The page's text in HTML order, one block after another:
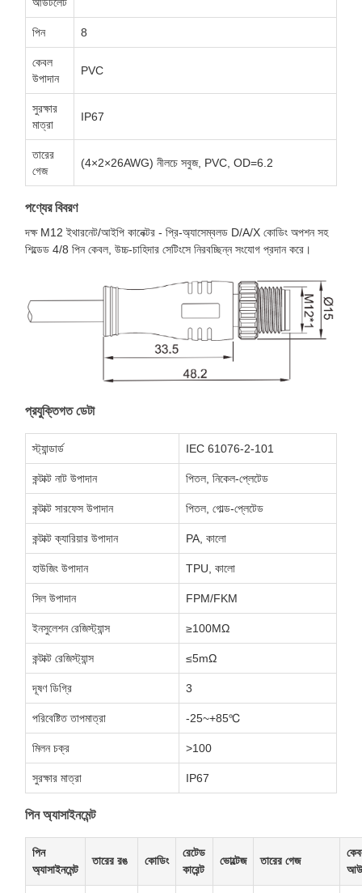
পিন 8
কেবল
উপাদান
PVC
সুরক্ষার
মাত্রা
IP67
তারের
গেজ
(4×2×26AWG) নীলচে সবুজ, PVC, OD=6.2
পণ্যের বিবরণ
দক্ষ M12 ইথারনেট/আইপি কানেক্টর - প্রি-অ্যাসেম্বলড D/A/X কোডিং অপশন সহ
শিল্ডেড 4/8 পিন কেবল, উচ্চ-চাহিদার সেটিংসে নিরবচ্ছিন্ন সংযোগ প্রদান করে।
প্রযুক্তিগত ডেটা
স্ট্যান্ডার্ড IEC 61076-2-101
কন্টাক্ট নাট উপাদান পিতল, নিকেল-প্লেটেড
কন্টাক্ট সারফেস উপাদান পিতল, গোল্ড-প্লেটেড
কন্টাক্ট ক্যারিয়ার উপাদান PA, কালো
হাউজিং উপাদান TPU, কালো
সিল উপাদান FPM/FKM
ইনসুলেশন রেজিস্ট্যান্স ≥100MΩ
কন্টাক্ট রেজিস্ট্যান্স ≤5mΩ
দূষণ ডিগ্রি 3
পরিবেষ্টিত তাপমাত্রা -25~+85℃
মিলন চক্র >100
সুরক্ষার মাত্রা IP67
পিন অ্যাসাইনমেন্ট
পিন
অ্যাসাইনমেন্ট
তারের রঙ কোডিং
রেটেড
কারেন্ট
ভোল্টেজ তারের গেজ